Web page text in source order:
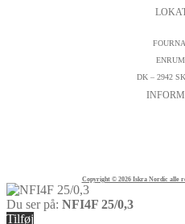
DK – 2942
Copyright © 2026 Iskra Nordic alle
Du ser på: NFI4F 25/0,3
Tilføj